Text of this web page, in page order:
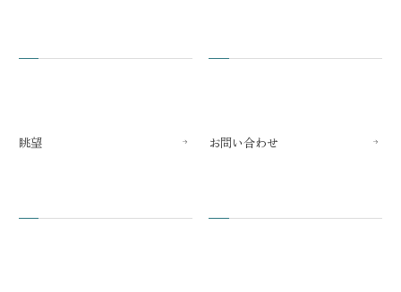
眺望 お問い合わせ